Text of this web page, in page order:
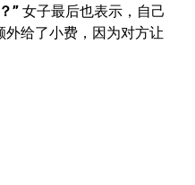
” 女子最后也表示，自己
给了小费，因为对方让